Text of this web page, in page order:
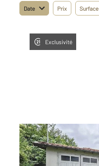
Date Prix Surface
Exclusivité
ST GAUDENS 31
55,85 m2, 4 pièces
Ref : 16255